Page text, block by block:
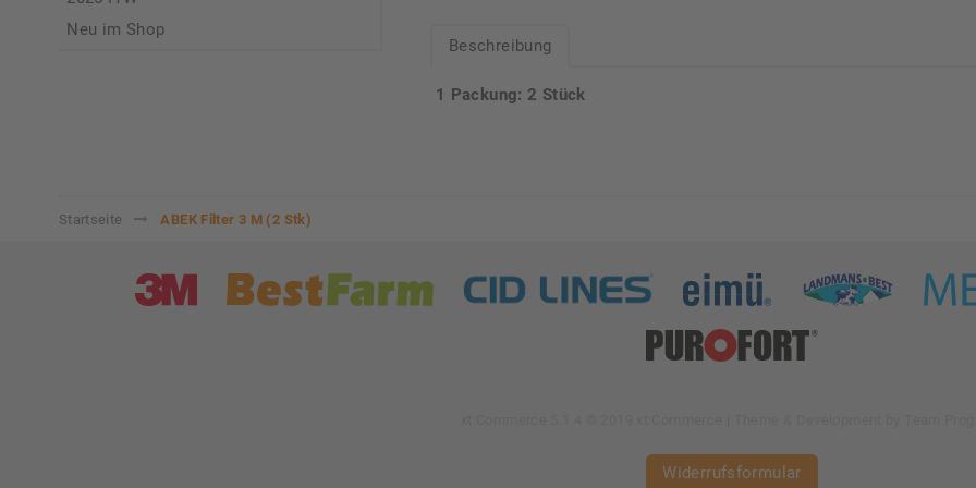
Neu im Shop
Beschreibung
1 Packung: 2 Stück
Startseite ABEK Filter 3 M (2 Stk)
Widerrufsformular